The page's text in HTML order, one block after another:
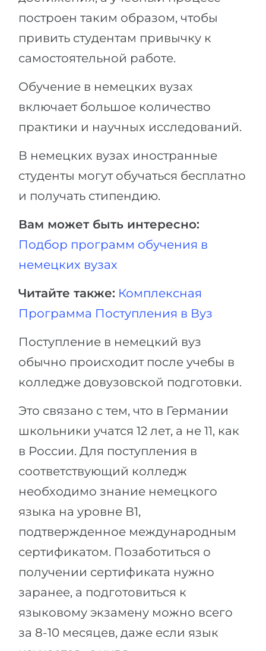
построен таким образом, чтобы
привить студентам привычку к
самостоятельной работе.
Обучение в немецких вузах
включает большое количество
практики и научных исследований.
В немецких вузах иностранные
студенты могут обучаться бесплатно
и получать стипендию.
Вам может быть интересно:
Подбор программ обучения в
немецких вузах
Читайте также: Комплексная
Программа Поступления в Вуз
Поступление в немецкий вуз
обычно происходит после учебы в
колледже довузовской подготовки.
Это связано с тем, что в Германии
школьники учатся 12 лет, а не 11, как
в России. Для поступления в
соответствующий колледж
необходимо знание немецкого
языка на уровне В1,
подтвержденное международным
сертификатом. Позаботиться о
получении сертификата нужно
заранее, а подготовиться к
языковому экзамену можно всего
за 8-10 месяцев, даже если язык